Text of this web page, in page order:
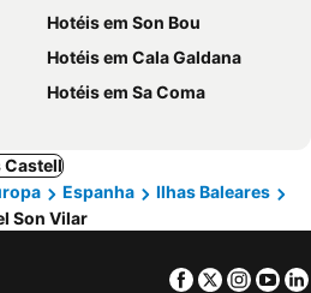
Hotéis em Son Bou
Hotéis em Cala Galdana
Hotéis em Sa Coma
Castell
Espanha
Ilhas Baleares
Son Vilar
Facebook
Twitter